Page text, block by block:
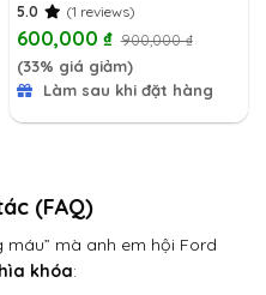
5.0 (1 reviews)
600,000 ₫ 900,000₫
(33% giá giảm)
Làm sau khi đặt hàng
(FAQ)
mà anh em hội Ford
khóa: